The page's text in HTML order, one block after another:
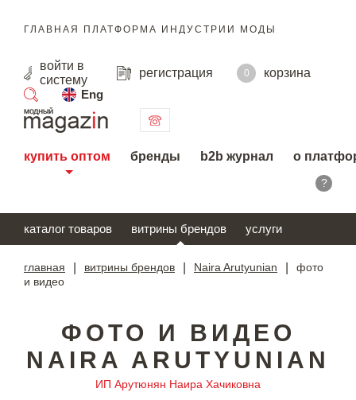
ГЛАВНАЯ ПЛАТФОРМА ИНДУСТРИИ МОДЫ
войти в
систему
регистрация 0
корзина
Eng
поиск
купить оптом бренды b2b журнал о
?
каталог товаров витрины брендов услуги
главная витрины брендов Naira Arutyunian
фото
и видео
ФОТО И ВИДЕО
NAIRA ARUTYUNIAN
ИП Арутюнян Наира Хачиковна